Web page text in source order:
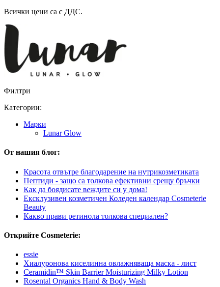
Всички цени са с ДДС.
Филтри
Категории:
Mарки
Lunar Glow
От нашия блог:
Красота отвътре благодарение на нутрикозметиката
Пептиди - защо са толкова ефективни срещу бръчки
Как да боядисате веждите си у дома!
Ексклузивен козметичен Коледен календар Cosmeterie
Beauty
Какво прави ретинола толкова специален?
Открийте Cosmeterie:
essie
Хиалуронова киселинна овлажняваща маска - лист
Ceramidin™ Skin Barrier Moisturizing Milky Lotion
Rosental Organics Hand & Body Wash